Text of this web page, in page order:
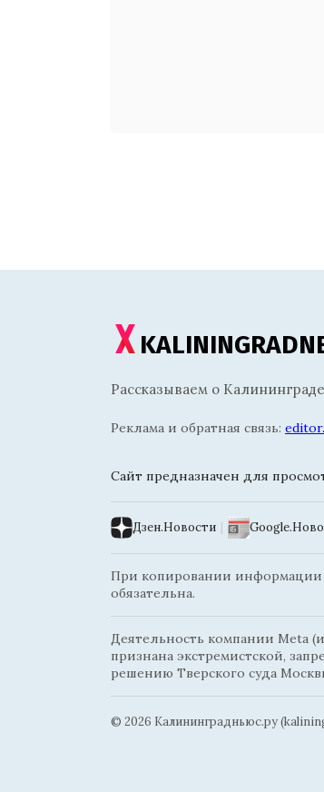
Рассказываем о
Реклама и обратная связь:
Сайт предназначен для
Дзен.Новости |
При копировании информации
обязательна.
Деятельность компании Meta
признана экстремистской,
решению Тверского суда
© 2026 Калининградньюc.ру